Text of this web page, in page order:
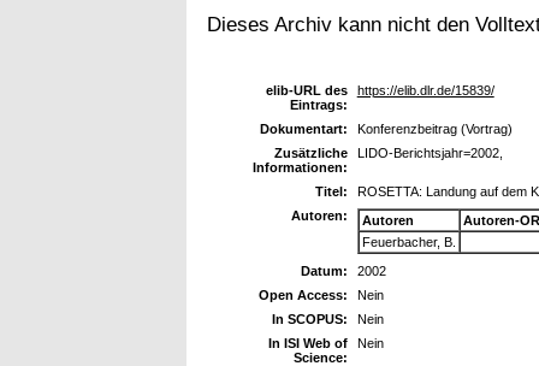
Dieses Archiv kann nicht den
elib-URL des
Eintrags:
https://elib.dlr.de/15839/
Dokumentart:
Konferenzbeitrag (Vortrag)
Zusätzliche
Informationen:
LIDO-Berichtsjahr=2002,
Titel:
ROSETTA: Landung auf dem
Autoren:
Autoren
Autoren-
Feuerbacher, B.
Datum:
2002
Open Access:
Nein
In SCOPUS:
Nein
In ISI Web of
Science:
Nein